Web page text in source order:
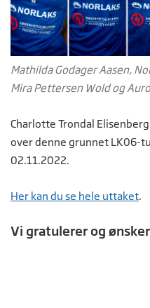
Mathilda Godager Aasen,
Mira Pettersen Wold og
Charlotte Trondal
over denne grunnet LK06-
02.11.2022.
Her kan du se hele uttaket.
Vi gratulerer og